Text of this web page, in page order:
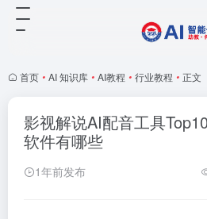
首页 • AI 知识库 • AI教程 • 行业教程 • 正文
影视解说AI配音工具
软件有哪些
1年前发布